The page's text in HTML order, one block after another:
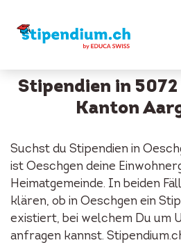
Stipendien in
Kanton
Suchst du Stipendien in
ist Oeschgen deine
Heimatgemeinde. In beiden
klären, ob in Oeschgen ein
existiert, bei welchem Du um
anfragen kannst.